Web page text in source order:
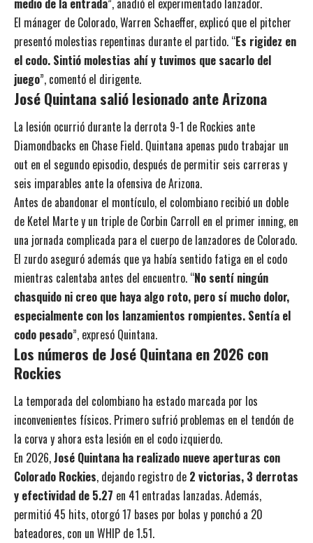
El mánager de Colorado, Warren Schaeffer, explicó que el pitcher
presentó molestias repentinas durante el partido. “Es rigidez en
el codo. Sintió molestias ahí y tuvimos que sacarlo del
juego”, comentó el dirigente.
José Quintana salió lesionado ante Arizona
La lesión ocurrió durante la derrota 9-1 de Rockies ante
Diamondbacks en Chase Field. Quintana apenas pudo trabajar un
out en el segundo episodio, después de permitir seis carreras y
seis imparables ante la ofensiva de Arizona.
Antes de abandonar el montículo, el colombiano recibió un doble
de Ketel Marte y un triple de Corbin Carroll en el primer inning, en
una jornada complicada para el cuerpo de lanzadores de Colorado.
El zurdo aseguró además que ya había sentido fatiga en el codo
mientras calentaba antes del encuentro. “No sentí ningún
chasquido ni creo que haya algo roto, pero sí mucho dolor,
especialmente con los lanzamientos rompientes. Sentía el
codo pesado”, expresó Quintana.
Los números de José Quintana en 2026 con
Rockies
La temporada del colombiano ha estado marcada por los
inconvenientes físicos. Primero sufrió problemas en el tendón de
la corva y ahora esta lesión en el codo izquierdo.
En 2026,José Quintana ha realizado nueve aperturas con
Colorado Rockies, dejando registro de 2 victorias, 3 derrotas
y efectividad de 5.27 en 41 entradas lanzadas. Además,
permitió 45 hits, otorgó 17 bases por bolas y ponchó a 20
bateadores, con un WHIP de 1.51.